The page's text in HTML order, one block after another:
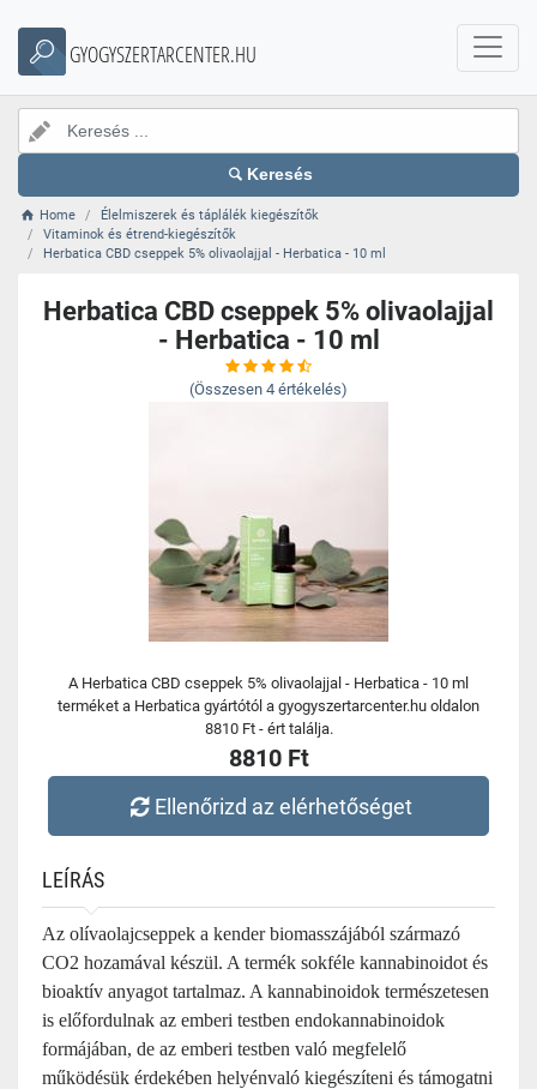
GYOGYSZERTARCENTER.HU
Keresés
Home
Élelmiszerek és táplálék kiegészítők
Vitaminok és étrend-kiegészítők
Herbatica CBD cseppek 5% olivaolajjal - Herbatica - 10 ml
Herbatica CBD cseppek 5% olivaolajjal
- Herbatica - 10 ml
(Összesen 4 értékelés)
A Herbatica CBD cseppek 5% olivaolajjal - Herbatica - 10 ml
terméket a Herbatica gyártótól a gyogyszertarcenter.hu oldalon
8810 Ft - ért találja.
8810 Ft
Ellenőrizd az elérhetőséget
LEÍRÁS
Az olívaolajcseppek a kender biomasszájából származó
CO2 hozamával készül. A termék sokféle kannabinoidot és
bioaktív anyagot tartalmaz. A kannabinoidok természetesen
is előfordulnak az emberi testben endokannabinoidok
formájában, de az emberi testben való megfelelő
működésük érdekében helyénvaló kiegészíteni és támogatni